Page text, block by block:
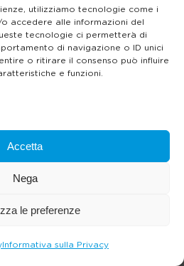
utilizziamo tecnologie come i
accedere alle informazioni del
tecnologie ci permetterà di
di navigazione o ID unici
o ritirare il consenso può influire
e funzioni.
Accetta
Nega
le preferenze
Informativa sulla Privacy